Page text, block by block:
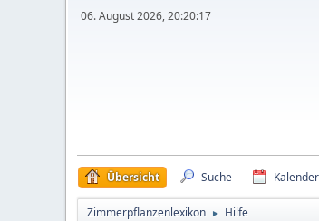
06. August 2026, 20:20:17
Übersicht Suche Kalender
Zimmerpflanzenlexikon ► Hilfe